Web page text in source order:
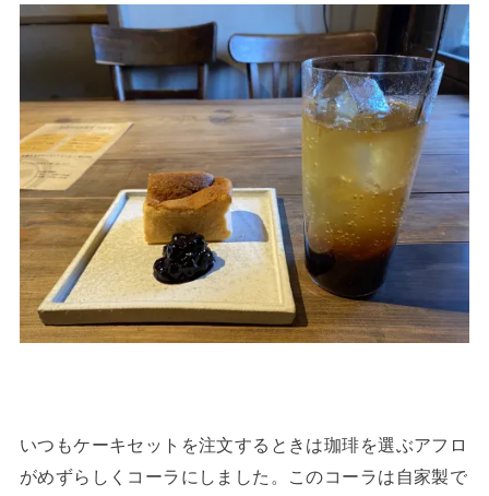
いつもケーキセットを注文するときは珈琲を選ぶアフロ
がめずらしくコーラにしました。このコーラは自家製で